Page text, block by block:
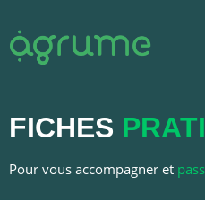
FICHES
Pour vous accompagner et